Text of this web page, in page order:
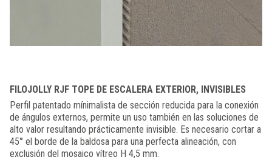
FILOJOLLY RJF TOPE DE ESCALERA EXTERIOR, INVISIBLES
Perfil patentado mínimalista de sección reducida para la conexión
de ángulos externos, permite un uso también en las soluciones de
alto valor resultando prácticamente invisible. Es necesario cortar a
45° el borde de la baldosa para una perfecta alineación, con
exclusión del mosaico vítreo H 4,5 mm.